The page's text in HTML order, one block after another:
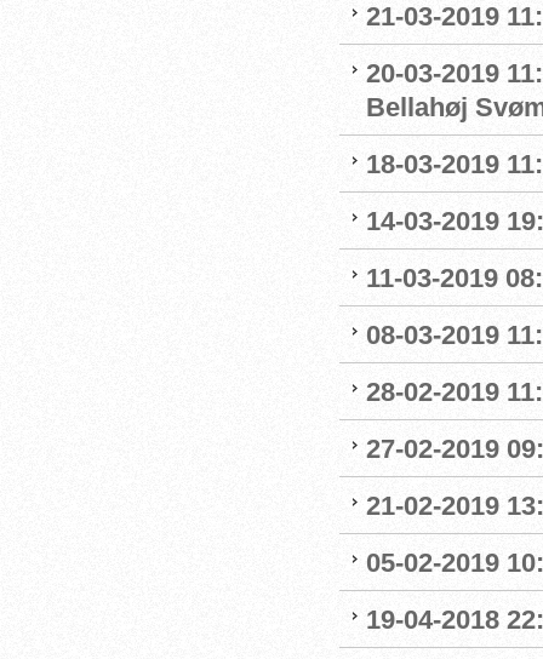
21-03-2019
20-03-2019
Bellahøj
18-03-2019
14-03-2019
11-03-2019
08-03-2019
28-02-2019
27-02-2019
21-02-2019
05-02-2019
19-04-2018